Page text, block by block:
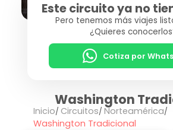
Este circuito ya no
Pero tenemos más viajes
¿Quieres
Cotiza por
Washington
Inicio Circuitos Norteamérica
Washington Tradicional